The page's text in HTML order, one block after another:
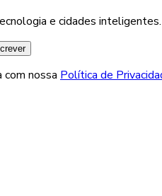
e cidades inteligentes.
com nossa Política de